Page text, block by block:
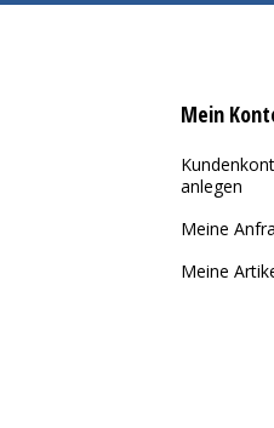
Mein
anlegen
Meine
Meine